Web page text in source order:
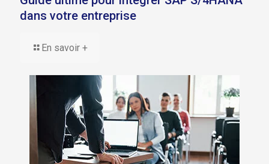
dans votre entreprise
En savoir +